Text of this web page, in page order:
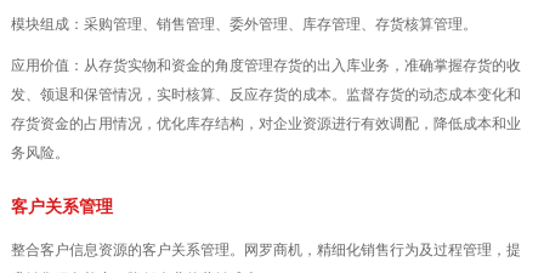
模块组成：采购管理、销售管理、委外管理、库存管理、存货核算管理。
应用价值：从存货实物和资金的角度管理存货的出入库业务，准确掌握存货的收
发、领退和保管情况，实时核算、反应存货的成本。监督存货的动态成本变化和
存货资金的占用情况，优化库存结构，对企业资源进行有效调配，降低成本和业
务风险。
客户关系管理
整合客户信息资源的客户关系管理。网罗商机，精细化销售行为及过程管理，提